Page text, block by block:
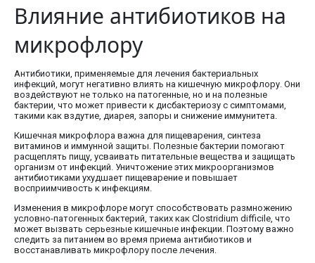
Влияние антибиотиков на
микрофлору
Антибиотики, применяемые для лечения бактериальных
инфекций, могут негативно влиять на кишечную микрофлору. Они
воздействуют не только на патогенные, но и на полезные
бактерии, что может привести к дисбактериозу с симптомами,
такими как вздутие, диарея, запоры и снижение иммунитета.
Кишечная микрофлора важна для пищеварения, синтеза
витаминов и иммунной защиты. Полезные бактерии помогают
расщеплять пищу, усваивать питательные вещества и защищать
организм от инфекций. Уничтожение этих микроорганизмов
антибиотиками ухудшает пищеварение и повышает
восприимчивость к инфекциям.
Изменения в микрофлоре могут способствовать размножению
условно-патогенных бактерий, таких как Clostridium difficile, что
может вызвать серьезные кишечные инфекции. Поэтому важно
следить за питанием во время приема антибиотиков и
восстанавливать микрофлору после лечения.